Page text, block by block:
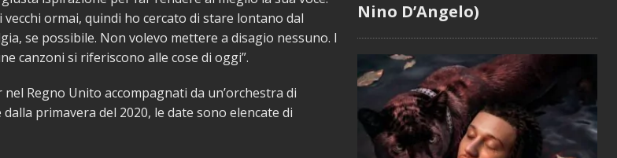
ormai, quindi ho cercato di stare lontano dal
se possibile. Non volevo mettere a disagio nessuno. I
canzoni si riferiscono alle cose di oggi”.
Regno Unito accompagnati da un’orchestra di
primavera del 2020, le date sono elencate di
Nino D’Angelo)